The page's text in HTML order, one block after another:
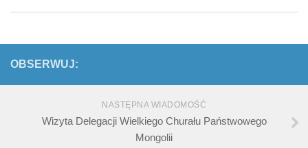
OBSERWUJ:
NASTĘPNA WIADOMOŚĆ
Wizyta Delegacji Wielkiego Churału Państwowego
Mongolii